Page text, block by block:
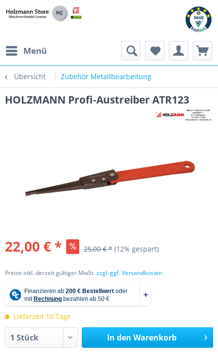
Menü
Übersicht Zubehör Metallbearbeitung
HOLZMANN Profi-Austreiber ATR123
22,00 € * 25,00 € * (12% gespart)
Preise inkl. derzeit gültiger MwSt.zzgl. ggf. Versandkosten
Lieferzeit 10 Tage
In den Warenkorb